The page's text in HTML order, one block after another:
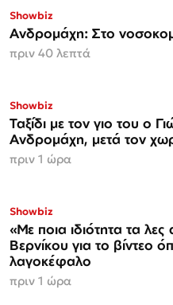
Showbiz
Ανδρομάχη: Στο
πριν 40 λεπτά
Showbiz
Ταξίδι με τον γιο του ο
Ανδρομάχη, μετά τον
πριν 1 ώρα
Showbiz
«Με ποια ιδιότητα τα
Βερνίκου για το βίντεο
λαγοκέφαλο
πριν 1 ώρα